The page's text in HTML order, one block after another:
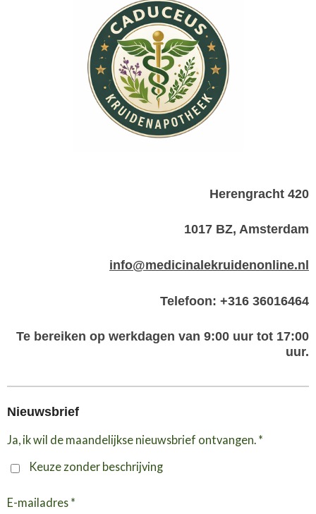
Herengracht 420
1017 BZ, Amsterdam
info@medicinalekruidenonline.nl
Telefoon: +316 36016464
Te bereiken op werkdagen van 9:00 uur tot 17:00
uur.
Nieuwsbrief
Ja, ik wil de maandelijkse nieuwsbrief ontvangen. *
Keuze zonder beschrijving
E-mailadres *